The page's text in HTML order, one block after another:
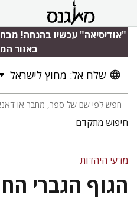
"אודיסיאה" עכשיו בהנחה!
באזור
שלח אל: מחוץ לישראל
חיפוש מתקדם
מדעי היהדות
הגוף הגברי